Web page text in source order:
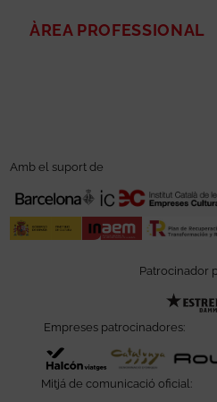
ÀREA PROFESSIONAL
Amb el suport de
Patrocinador
Empreses patrocinadores:
Abre en nueva
Abre
Mitjá de comunicació oficial: